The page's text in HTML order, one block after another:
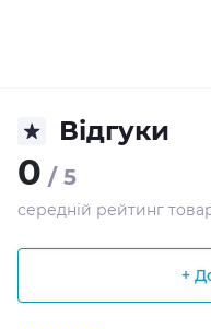
Відгуки
0 / 5
середній рейтинг
+